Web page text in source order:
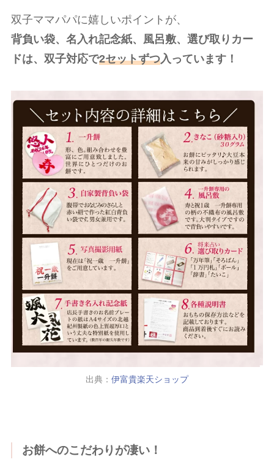
双子ママパパに嬉しいポイントが、
背負い袋、名入れ記念紙、風呂敷、選び取りカー
ドは、双子対応で2セットずつ入っています！
出典： 伊富貴楽天ショップ
お餅へのこだわりが凄い！